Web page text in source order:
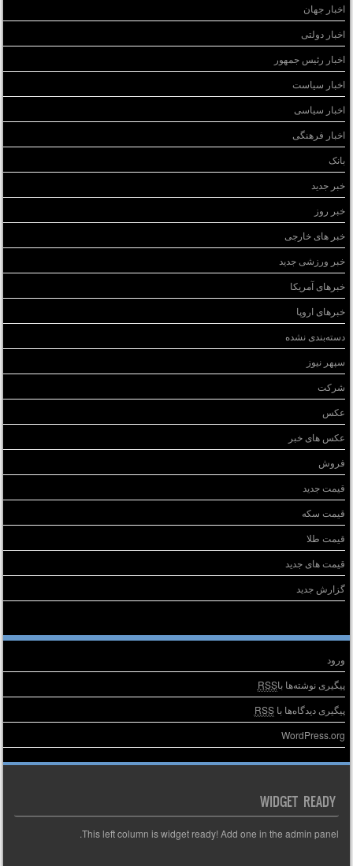
اخبار جهان
اخبار دولتی
اخبار رئیس جمهور
اخبار سیاست
اخبار سیاسی
اخبار فرهنگی
بانک
خبر جدید
خبر روز
خبر های خارجی
خبر ورزشی جدید
خبرهای آمریکا
خبرهای اروپا
دسته‌بندی نشده
سپهر نیوز
شرکت
عکس
عکس های خبر
فروش
قیمت جدید
قیمت سکه
قیمت طلا
قیمت های جدید
گزارش جدید
ورود
پیگیری نوشته‌ها باRSS
پیگیری دیدگاه‌ها باRSS
WordPress.org
WIDGET READY
This left column is widget ready! Add one in the admin panel.